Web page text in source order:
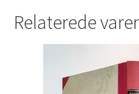
Relaterede varer